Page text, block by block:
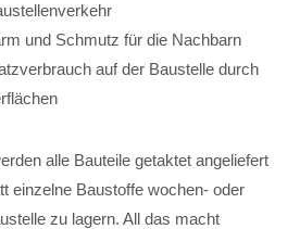
und Schmutz für die Nachbarn
auf der Baustelle durch
alle Bauteile getaktet angeliefert
einzelne Baustoffe wochen- oder
zu lagern. All das macht